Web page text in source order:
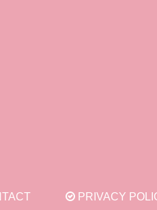
PRIVACY